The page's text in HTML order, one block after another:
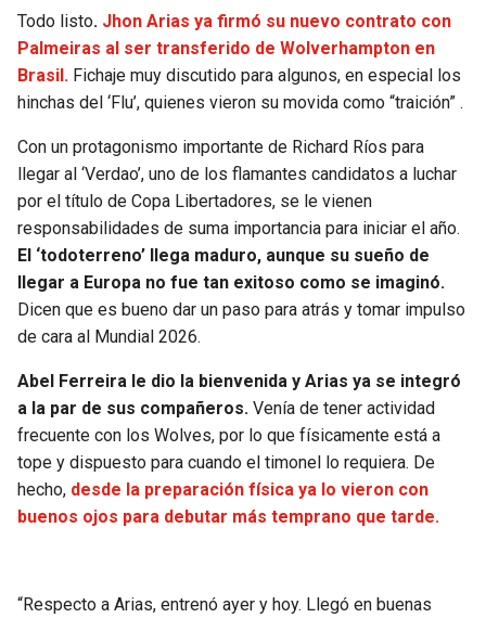
Todo listo. Jhon Arias ya firmó su nuevo contrato con
Palmeiras al ser transferido de Wolverhampton en
Brasil. Fichaje muy discutido para algunos, en especial los
hinchas del ‘Flu’, quienes vieron su movida como “traición” .
Con un protagonismo importante de Richard Ríos para
llegar al ‘Verdao’, uno de los flamantes candidatos a luchar
por el título de Copa Libertadores, se le vienen
responsabilidades de suma importancia para iniciar el año.
El ‘todoterreno’ llega maduro, aunque su sueño de
llegar a Europa no fue tan exitoso como se imaginó.
Dicen que es bueno dar un paso para atrás y tomar impulso
de cara al Mundial 2026.
Abel Ferreira le dio la bienvenida y Arias ya se integró
a la par de sus compañeros. Venía de tener actividad
frecuente con los Wolves, por lo que físicamente está a
tope y dispuesto para cuando el timonel lo requiera. De
hecho, desde la preparación física ya lo vieron con
buenos ojos para debutar más temprano que tarde.
“Respecto a Arias, entrenó ayer y hoy. Llegó en buenas